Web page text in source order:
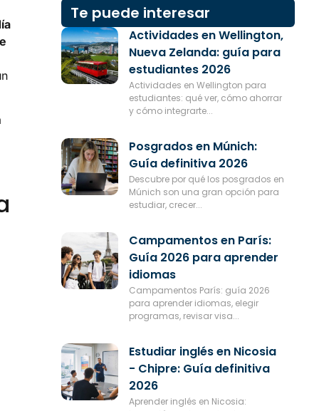
Te puede interesar
Actividades en Wellington,
Nueva Zelanda: guía para
estudiantes 2026
Actividades en Wellington para
estudiantes: qué ver, cómo ahorrar
y cómo integrarte...
Posgrados en Múnich:
Guía definitiva 2026
Descubre por qué los posgrados en
Múnich son una gran opción para
estudiar, crecer...
Campamentos en París:
Guía 2026 para aprender
idiomas
Campamentos París: guía 2026
para aprender idiomas, elegir
programas, revisar visa...
Estudiar inglés en Nicosia
- Chipre: Guía definitiva
2026
Aprender inglés en Nicosia: